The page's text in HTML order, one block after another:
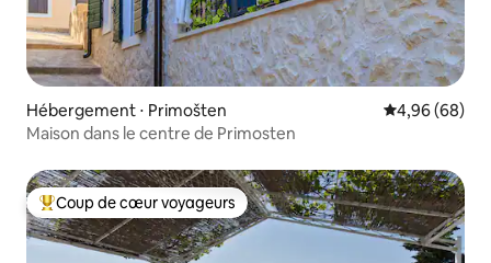
Hébergement ⋅ Primošten Évaluation
4,96 (68)
Maison dans le centre de Primosten
Coups de cœur voyageurs les plus appréciés
Coup de cœur voyageurs